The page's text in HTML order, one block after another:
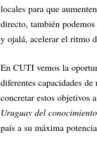
locales para que
directo, también
y ojalá, acelerar el ritmo
En CUTI vemos la
diferentes capacidades
concretar estos objetivos
Uruguay del conocimiento
país a su máxima